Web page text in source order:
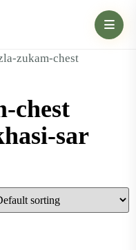
zukam-chest
chest
sar